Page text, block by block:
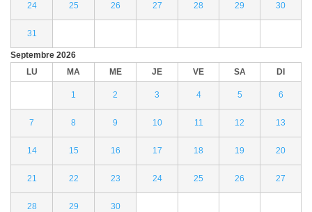
24 25 26 27 28 29 30
31
Septembre 2026
LU
MA ME JE VE SA DI
1 2 3 4 5 6
7 8 9 10 11 12 13
14 15 16 17 18 19 20
21 22 23 24 25 26 27
28 29 30